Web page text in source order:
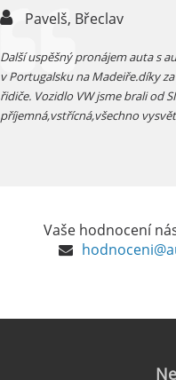
Pavelš, Břeclav
Další uspěšný pronájem auta s
v Portugalsku na Madeiře.díky
řidiče. Vozidlo VW jsme brali od
příjemná,vstřícná,všechno
Vaše hodnocení